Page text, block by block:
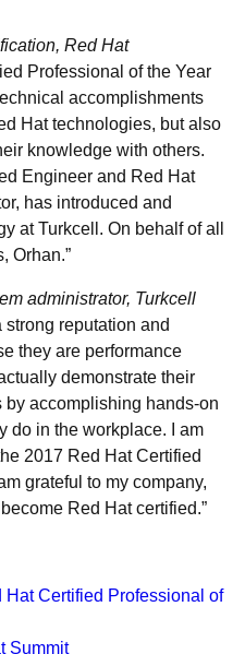
Red Hat
Professional of the Year
accomplishments
Hat technologies, but also
knowledge with others.
Engineer and Red Hat
has introduced and
at Turkcell. On behalf of all
Orhan.”
administrator, Turkcell
strong reputation and
they are performance
demonstrate their
accomplishing hands-on
do in the workplace. I am
2017 Red Hat Certified
grateful to my company,
Red Hat certified.”
Hat Certified Professional of
Summit